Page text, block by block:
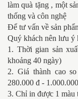
làm quà tặng , một
thống và côn nghệ
Để tư vấn về sản
Quý khách nên lưu ý
1. Thời gian sản
khoảng 40 ngày)
2. Giá thành cao
280.000 đ -
3. Chỉ in được 1 màu